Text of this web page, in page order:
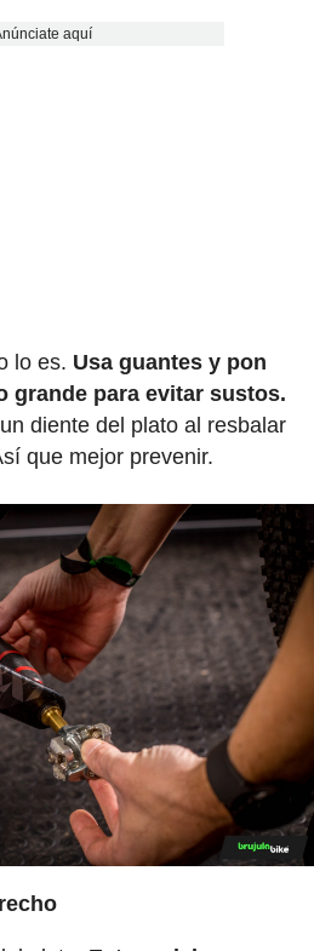
aquí
lo es. Usa guantes y pon
grande para evitar sustos.
diente del plato al resbalar
que mejor prevenir.